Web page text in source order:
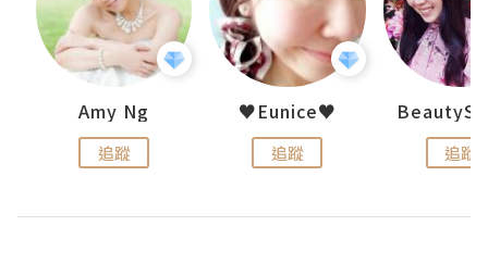
Amy Ng
追蹤
♥Eunice♥
追蹤 追蹤